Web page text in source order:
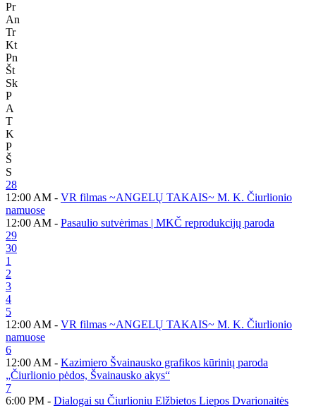
Pr
An
Tr
Kt
Pn
Št
Sk
P
A
T
K
P
Š
S
28
12:00 AM - VR filmas ~ANGELŲ TAKAIS~ M. K. Čiurlionio
namuose
12:00 AM - Pasaulio sutvėrimas | MKČ reprodukcijų paroda
29
30
1
2
3
4
5
12:00 AM - VR filmas ~ANGELŲ TAKAIS~ M. K. Čiurlionio
namuose
6
12:00 AM - Kazimiero Švainausko grafikos kūrinių paroda
„Čiurlionio pėdos, Švainausko akys“
7
6:00 PM - Dialogai su Čiurlioniu Elžbietos Liepos Dvarionaitės